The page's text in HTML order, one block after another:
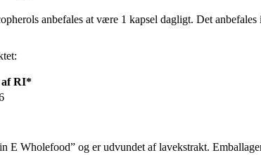
anbefales at være 1 kapsel dagligt. Det
RI*
E Wholefood” og er udvundet af lavekstrakt.